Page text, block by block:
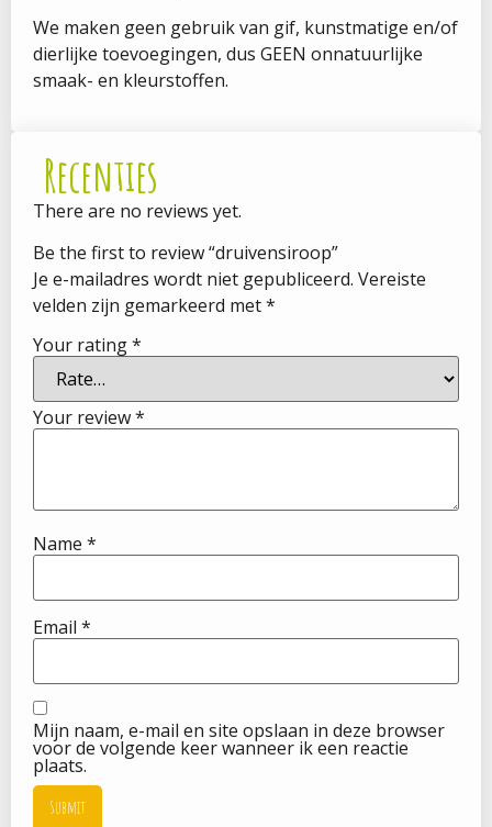
We maken geen gebruik van gif, kunstmatige en/of
dierlijke toevoegingen, dus GEEN onnatuurlijke
smaak- en kleurstoffen.
Recenties
There are no reviews yet.
Be the first to review “druivensiroop”
Je e-mailadres wordt niet gepubliceerd. Vereiste
velden zijn gemarkeerd met*
Your rating*
Your review*
Name *
Email *
Mijn naam, e-mail en site opslaan in deze browser
voor de volgende keer wanneer ik een reactie
plaats.